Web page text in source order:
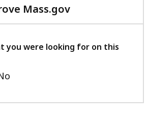
Mass.gov
with
feedback
you were looking for on this